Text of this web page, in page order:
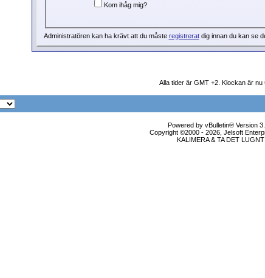
Kom ihåg mig?
Administratören kan ha krävt att du måste registreratdig innan du kan se
Alla tider är GMT +2. Klockan är nu
Powered by vBulletin® Version
Copyright ©2000 - 2026, Jelsoft
KALIMERA & TA DET LUGNT